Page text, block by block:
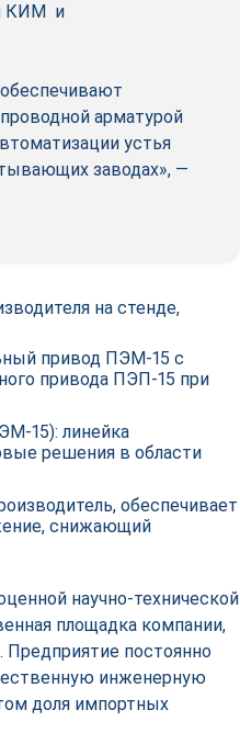
КИМ и
арматурой
устья
заводах», —
на стенде,
привод ПЭМ-15 с
привода ПЭП-15 при
15): линейка
решения в области
обеспечивает
снижающий
научно-технической
площадка компании,
Предприятие постоянно
инженерную
доля импортных